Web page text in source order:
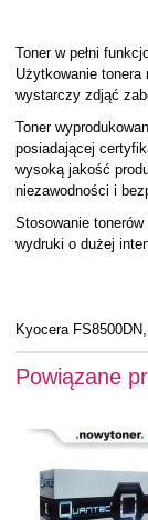
Toner w pełni
Użytkowanie
wystarczy zdjąć
Toner
posiadającej
wysoką jakość
niezawodności i
Stosowanie
wydruki o dużej
Kyocera
Powiązane